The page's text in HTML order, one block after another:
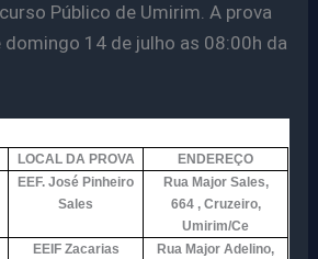
Público de Umirim. A prova
14 de julho as 08:00h da
LOCAL DA PROVA
ENDEREÇO
EEF. José Pinheiro
Sales
Rua Major Sales,
664 , Cruzeiro,
Umirim/Ce
EEIF Zacarias
Rua Major Adelino,